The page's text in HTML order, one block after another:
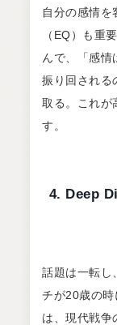
自分の感情を
（EQ）も重
んで、「感情
振り回される
取る。これが
す。
4. Deep
話題は一転し
チが20歳の
は、現代戦争